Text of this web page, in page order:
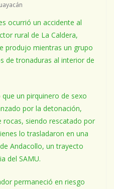
ocurrió un accidente al
rural de La Caldera,
produjo mientras un grupo
de tronaduras al interior de
un pirquinero de sexo
por la detonación,
rocas, siendo rescatado por
lo trasladaron en una
Andacollo, un trayecto
del SAMU.
permaneció en riesgo